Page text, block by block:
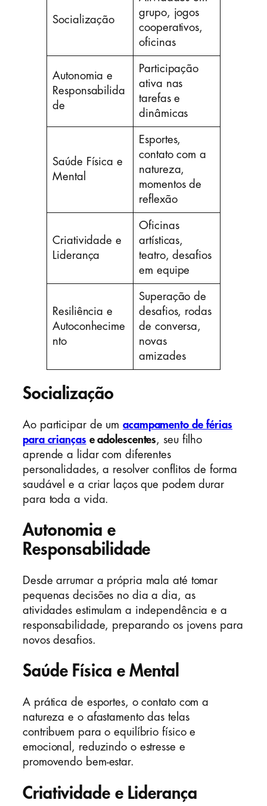
Socialização
grupo, jogos
cooperativos,
oficinas
Autonomia e
Responsabilida
de
Participação
ativa nas
tarefas e
dinâmicas
Saúde Física e
Mental
Esportes,
contato com a
natureza,
momentos de
reflexão
Criatividade e
Liderança
Oficinas
artísticas,
teatro, desafios
em equipe
Resiliência e
Autoconhecime
nto
Superação de
desafios, rodas
de conversa,
novas
amizades
Socialização
Ao participar de um acampamento de férias
para crianças e adolescentes , seu filho
aprende a lidar com diferentes
personalidades, a resolver conflitos de forma
saudável e a criar laços que podem durar
para toda a vida.
Autonomia e
Responsabilidade
Desde arrumar a própria mala até tomar
pequenas decisões no dia a dia, as
atividades estimulam a independência e a
responsabilidade, preparando os jovens para
novos desafios.
Saúde Física e Mental
A prática de esportes, o contato com a
natureza e o afastamento das telas
contribuem para o equilíbrio físico e
emocional, reduzindo o estresse e
promovendo bem-estar.
Criatividade e Liderança